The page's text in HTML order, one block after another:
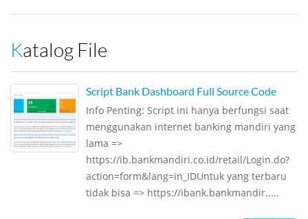
Katalog File
Script Bank Dashboard Full Source Code
Info Penting: Script ini hanya berfungsi saat
menggunakan internet banking mandiri yang
lama =>
https://ib.bankmandiri.co.id/retail/Login.do?
action=form&lang=in_IDUntuk yang terbaru
tidak bisa => https://ibank.bankmandir.....